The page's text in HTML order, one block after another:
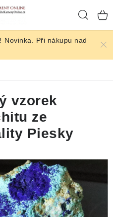
Novinka. Při nákupu nad
vzorek
ze
Piesky